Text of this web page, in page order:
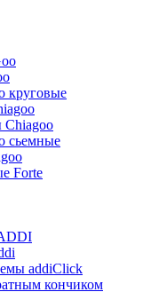
круговые
сьемные
Forte
addiClick
кончиком